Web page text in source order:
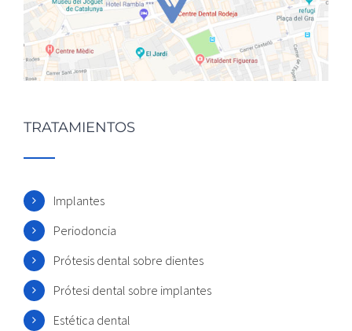
TRATAMIENTOS
Implantes
Periodoncia
Prótesis dental sobre dientes
Prótesi dental sobre implantes
Estética dental